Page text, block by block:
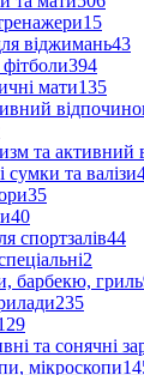
15
віджимань43
394
мати135
та активний
сумки та валізи
35
40
спортзалів44
2
барбекю, гриль
235
та сонячні
мікроскопи